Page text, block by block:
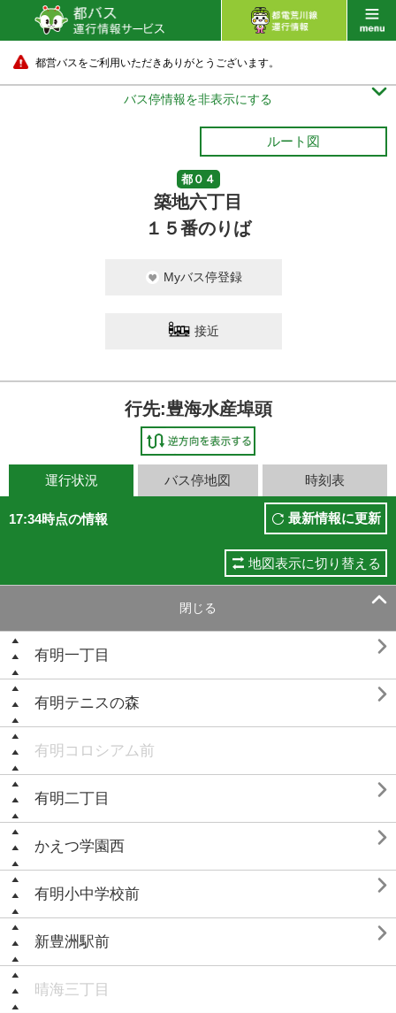
都営バスをご利用いただきありがとうございます。
バス停情報を非表示にする 
ルート図
都０４
築地六丁目
１５番のりば
Myバス停登録
接近
行先:豊海水産埠頭
運行状況 バス停地図 時刻表
17:34時点の情報 最新情報に更新
地図表示に切り替える
閉じる 
有明一丁目 
有明テニスの森 
有明コロシアム前
有明二丁目 
かえつ学園西 
有明小中学校前 
新豊洲駅前 
晴海三丁目